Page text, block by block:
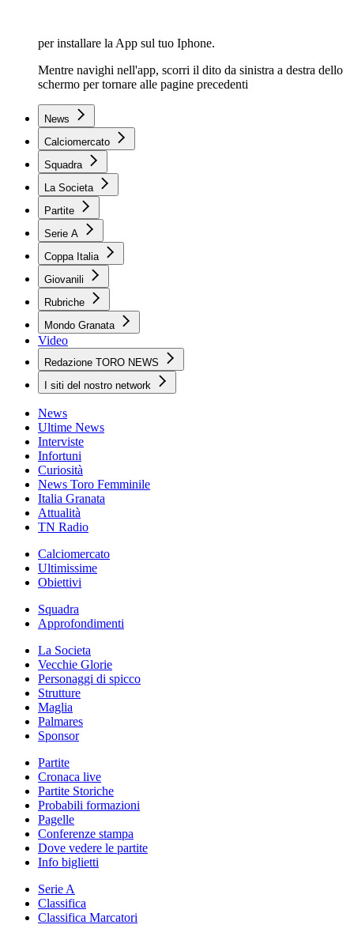
per installare la App sul tuo Iphone.
Mentre navighi nell'app, scorri il dito da sinistra a destra dello
schermo per tornare alle pagine precedenti
News
Calciomercato
Squadra
La Societa
Partite
Serie A
Coppa Italia
Giovanili
Rubriche
Mondo Granata
Video
Redazione TORO NEWS
I siti del nostro network
News
Ultime News
Interviste
Infortuni
Curiosità
News Toro Femminile
Italia Granata
Attualità
TN Radio
Calciomercato
Ultimissime
Obiettivi
Squadra
Approfondimenti
La Societa
Vecchie Glorie
Personaggi di spicco
Strutture
Maglia
Palmares
Sponsor
Partite
Cronaca live
Partite Storiche
Probabili formazioni
Pagelle
Conferenze stampa
Dove vedere le partite
Info biglietti
Serie A
Classifica
Classifica Marcatori